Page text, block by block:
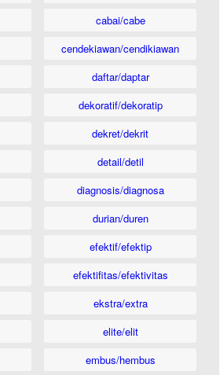
cabai/cabe
cendekiawan/cendikiawan
daftar/daptar
dekoratif/dekoratip
dekret/dekrit
detail/detil
diagnosis/diagnosa
durian/duren
efektif/efektip
efektifitas/efektivitas
ekstra/extra
elite/elit
embus/hembus